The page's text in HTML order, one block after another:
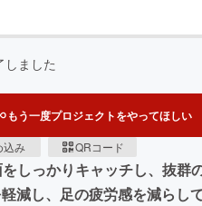
しました
もう一度プロジェクトをやってほしい
込み QRコード
しっかりキャッチし、抜
減し、足の疲労感を減らして